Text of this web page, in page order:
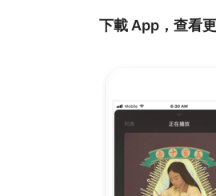
下載 App，查看